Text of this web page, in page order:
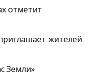
отметит
жителей
Земли»